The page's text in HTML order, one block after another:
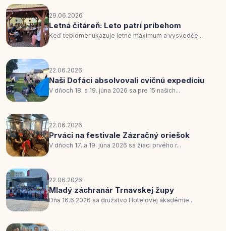
29.06.2026
Letná čitáreň: Leto patrí príbehom
Keď teplomer ukazuje letné maximum a vysvedče...
22.06.2026
Naši Dofáci absolvovali cvičnú expedíciu
V dňoch 18. a 19. júna 2026 sa pre 15 našich...
22.06.2026
Prváci na festivale Zázračný oriešok
V dňoch 17. a 19. júna 2026 sa žiaci prvého r...
22.06.2026
Mladý záchranár Trnavskej župy
Dňa 16.6.2026 sa družstvo Hotelovej akadémie...